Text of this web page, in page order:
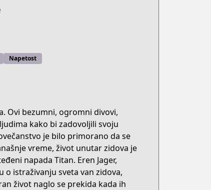
Napetost
Ovi bezumni, ogromni divovi,
kako bi zadovoljili svoju
je bilo primorano da se
vreme, život unutar zidova je
napada Titan. Eren Jager,
istraživanju sveta van zidova,
život naglo se prekida kada ih